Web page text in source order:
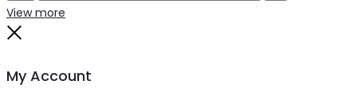
Search
View more
My Account